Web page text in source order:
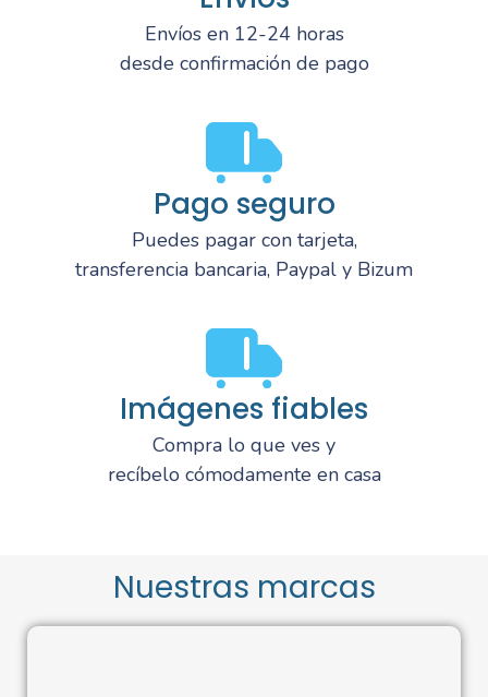
Envíos en 12-24 horas
desde confirmación de pago
Pago seguro
Puedes pagar con tarjeta,
transferencia bancaria, Paypal y Bizum
Imágenes fiables
Compra lo que ves y
recíbelo cómodamente en casa
Nuestras marcas